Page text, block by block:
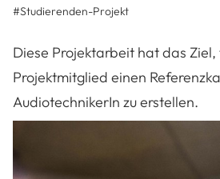
#Studierenden-Projekt
Diese Projektarbeit hat das
Projektmitglied einen
AudiotechnikerIn zu erstellen.